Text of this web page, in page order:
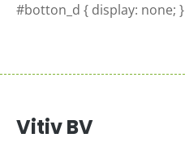
#botton_d { display: none; }
Vitiv BV